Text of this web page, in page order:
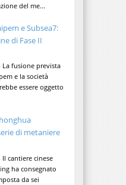
del me...
e Subsea7:
di Fase II
La fusione prevista
e la società
essere oggetto
di metaniere
Il cantiere cinese
ha consegnato
da sei